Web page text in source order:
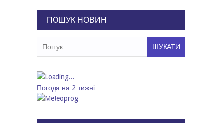
ПОШУК НОВИН
Погода на 2 тижні